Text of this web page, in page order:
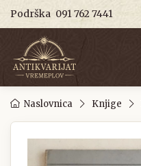
Podrška 091 762 7441
Naslovnica Knjige